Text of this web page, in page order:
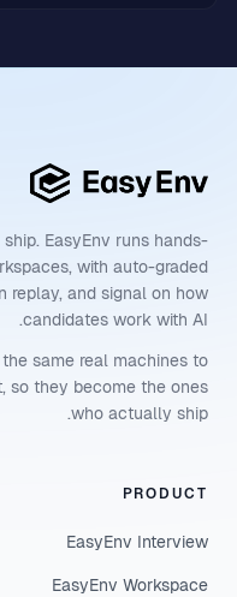
EasyEnv runs hands-
with auto-graded
replay, and signal on how
candidates work with AI.
same real machines to
so they become the ones
who actually ship.
PRODUCT
EasyEnv Interview
EasyEnv Workspace